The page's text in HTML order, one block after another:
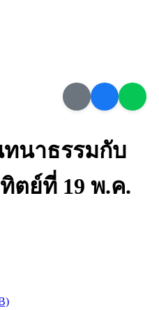
นาธรรมกับ
ตย์ที่ 19 พ.ค.